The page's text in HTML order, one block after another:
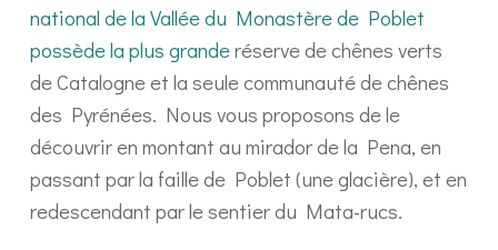
national de la Vallée du Monastère de Poblet
possède la plus granderéserve de chênes verts
de Catalogne et la seule communauté de chênes
des Pyrénées. Nous vous proposons de le
découvrir en montant au mirador de la Pena, en
passant par la faille de Poblet (une glacière), et en
redescendant par le sentier du Mata-rucs.